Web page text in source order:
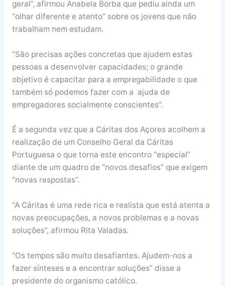
geral”, afirmou Anabela Borba que pediu ainda um
“olhar diferente e atento” sobre os jovens que não
trabalham nem estudam.
“São precisas ações concretas que ajudem estas
pessoas a desenvolver capacidades; o grande
objetivo é capacitar para a empregabilidade o que
também só podemos fazer com a ajuda de
empregadores socialmente conscientes”.
É a segunda vez que a Cáritas dos Açores acolhem a
realização de um Conselho Geral da Cáritas
Portuguesa o que torna este encontro “especial”
diante de um quadro de “novos desafios” que exigem
“novas respostas”.
“A Cáritas é uma rede rica e realista que está atenta a
novas preocupações, a novos problemas e a novas
soluções”, afirmou Rita Valadas.
“Os tempos são muito desafiantes. Ajudem-nos a
fazer sínteses e a encontrar soluções” disse a
presidente do organismo católico.